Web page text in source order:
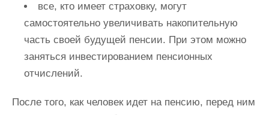
все, кто имеет страховку, могут
самостоятельно увеличивать накопительную
часть своей будущей пенсии. При этом можно
заняться инвестированием пенсионных
отчислений.
После того, как человек идет на пенсию, перед ним